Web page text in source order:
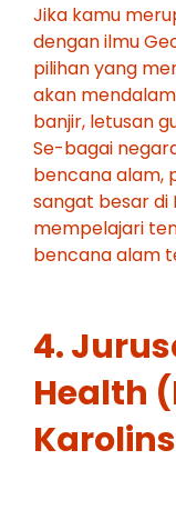
Jika kamu
dengan ilmu
pilihan yang
akan
banjir, letusan
Se-bagai
bencana alam,
sangat besar di
mempelajari
bencana alam
4.
Health